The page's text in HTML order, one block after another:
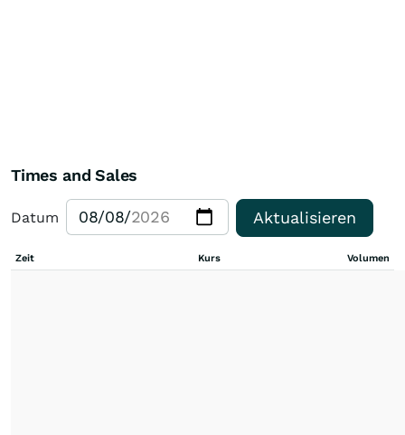
Times and Sales
Datum Aktualisieren
Zeit Kurs Volumen